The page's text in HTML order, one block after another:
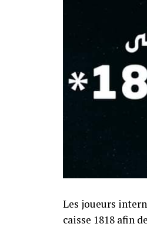
Les joueurs
caisse 1818 afin